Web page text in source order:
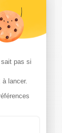
est
lors